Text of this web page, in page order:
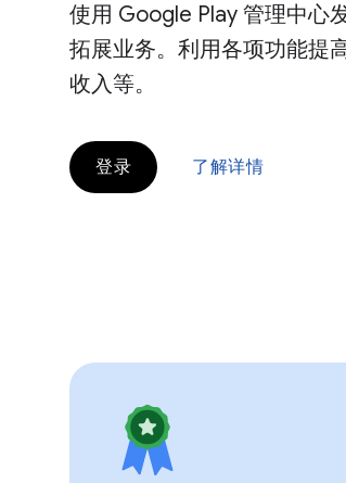
使用 Google Play 管理中心
拓展业务。利用各项功能提
收入等。
登录 了解详情